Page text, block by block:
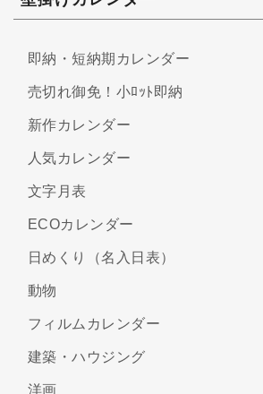
即納・短納期カレンダー
売切れ御免！小ﾛｯﾄ即納
新作カレンダー
人気カレンダー
文字月表
ECOカレンダー
日めくり（名入日表）
動物
フィルムカレンダー
建築・ハウジング
洋画